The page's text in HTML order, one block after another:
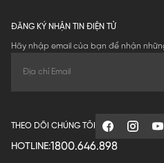
ĐĂNG KÝ NHẬN TIN ĐIỆN TỬ
Hãy nhập email của bạn để nhận
THEO DÕI CHÚNG TÔI
HOTLINE:1800.646.898